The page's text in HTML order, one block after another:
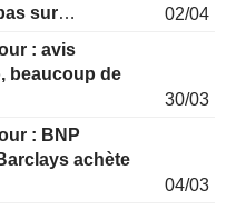
sur
02/04
: avis
beaucoup de
30/03
: BNP
achète
04/03